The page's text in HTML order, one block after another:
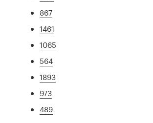
867
1461
1065
564
1893
973
489